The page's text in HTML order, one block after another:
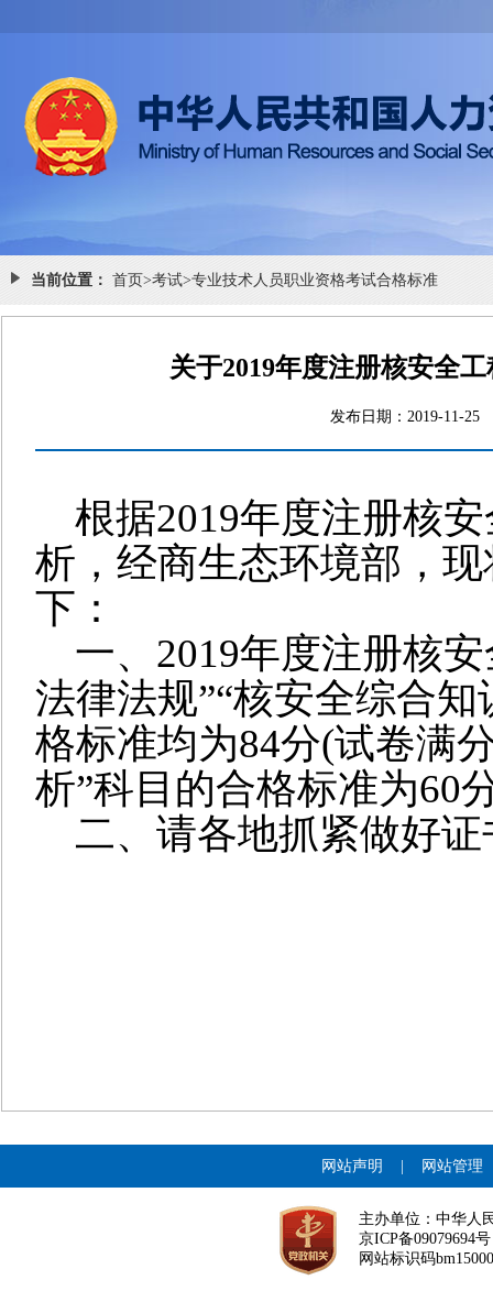
当前位置： 首页>考试>专业技术人员职业资格考试合格标准
关于2019年度注册核安全
发布日期：
根据2019年度注册核
析，经商生态环境部，
下：
一、2019年度注册核
法律法规”“核安全综合
格标准均为84分(试卷满
析”科目的合格标准为60
二、请各地抓紧做好证